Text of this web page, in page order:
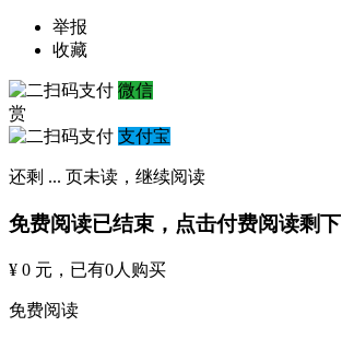
举报
收藏
微信
赏
支付宝
还剩 ... 页未读， 继续阅读
免费阅读已结束，点击付费阅读剩下
¥ 0 元 ，已有0人购买
免费阅读